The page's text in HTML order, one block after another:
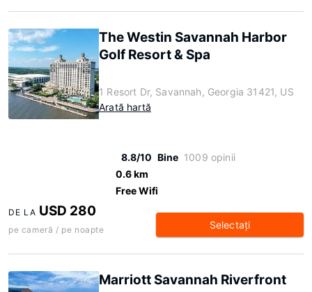
The Westin Savannah Harbor
Golf Resort & Spa
1 Resort Dr, Savannah, Georgia 31421, US
Arată hartă
8.8/10 Bine 1009 opinii
0.6 km
Free Wifi
DE LA USD 280
pe cameră / pe noapte Selectaţi
Marriott Savannah Riverfront